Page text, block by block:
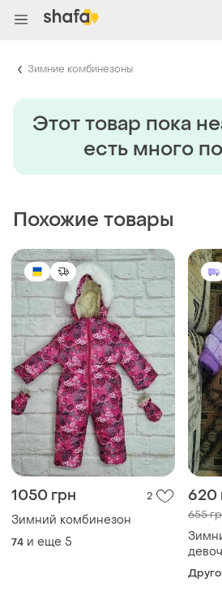
Зимние комбинезоны
Этот товар пока
есть много
Похожие товары
1050 грн 2
Зимний комбинезон
74 и еще 5
620
655